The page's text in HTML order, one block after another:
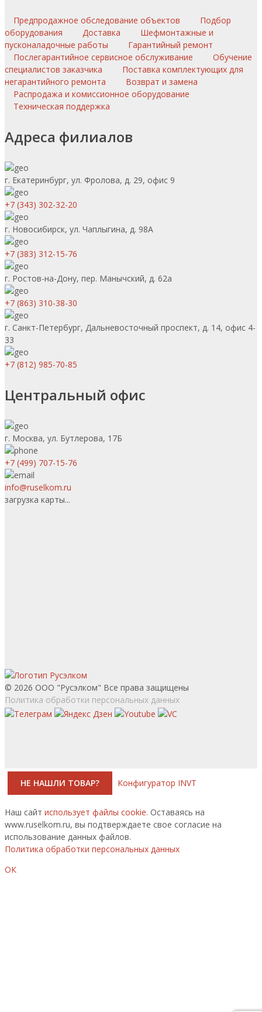
Предпродажное обследование объектов
Подбор
оборудования
Доставка
Шефмонтажные и
пусконаладочные работы
Гарантийный ремонт
Послегарантийное сервисное обслуживание
Обучение
специалистов заказчика
Поставка комплектующих для
негарантийного ремонта
Возврат и замена
Распродажа и комиссионное оборудование
Техническая поддержка
Адреса филиалов
г. Екатеринбург, ул. Фролова, д. 29, офис 9
+7 (343) 302-32-20
г. Новосибирск, ул. Чаплыгина, д. 98А
+7 (383) 312-15-76
г. Ростов-на-Дону, пер. Манычский, д. 62а
+7 (863) 310-38-30
г. Санкт-Петербург, Дальневосточный проспект, д. 14, офис 4-
33
+7 (812) 985-70-85
Центральный офис
г. Москва, ул. Бутлерова, 17Б
+7 (499) 707-15-76
info@ruselkom.ru
загрузка карты...
© 2026 ООО "Русэлком" Все права защищены
Политика обработки персональных данных
НЕ НАШЛИ ТОВАР? Конфигуратор INVT
Наш сайт использует файлы cookie. Оставаясь на
www.ruselkom.ru, вы подтверждаете свое согласие на
использование данных файлов.
Политика обработки персональных данных
ОК